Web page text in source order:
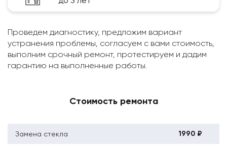
Проведем диагностику, предложим вариант
устранения проблемы, согласуем с вами стоимость,
выполним срочный ремонт, протестируем и дадим
гарантию на выполненные работы.
Стоимость ремонта
Замена стекла 1990 ₽